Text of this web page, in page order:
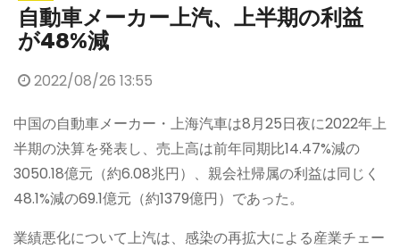
自動車メーカー上汽、上半期の利益
が48%減
2022/08/26 13:55
中国の自動車メーカー・上海汽車は8月25日夜に2022年上
半期の決算を発表し、売上高は前年同期比14.47%減の
3050.18億元（約6.08兆円）、親会社帰属の利益は同じく
48.1%減の69.1億元（約1379億円）であった。
業績悪化について上汽は、感染の再拡大による産業チェー